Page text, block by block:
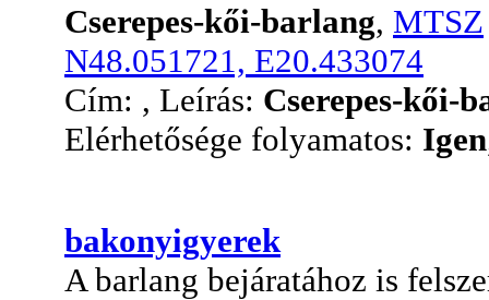
Cserepes-kői-barlang, MTSZ
N48.051721, E20.433074
Cím: , Leírás: Cserepes-kői-
Elérhetősége folyamatos: Igen
bakonyigyerek
A barlang bejáratához is